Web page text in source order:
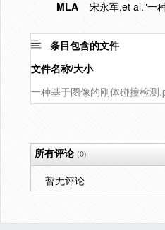
MLA
宋永军,et al."一
条目包含的文件
文件名称/大小
一种基于图像的刚体碰撞检测
所有评论(0)
暂无评论